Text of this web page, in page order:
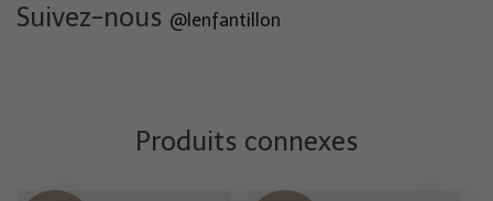
Suivez-nous @lenfantillon
Produits connexes